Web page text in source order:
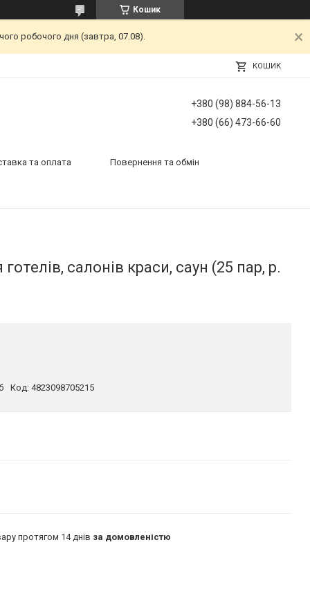
Кошик
робочого дня (завтра, 07.08).
КОШИК
+380 (98) 884-56-13
+380 (66) 473-66-60
та оплата Повернення та обмін
салонів краси, саун (25 пар, р.
Код: 4823098705215
протягом 14 днів за домовленістю